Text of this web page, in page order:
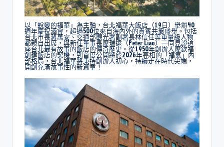
以「蛻變的福華」為主軸，台北福華大飯店（19日）舉辦40
週年慶祝酒會，超過500位來自海內外的貴賓共襄盛舉。包括
台北市長蔣萬安、交通部觀光署副署長林信任等重量級人物
都親自出席，與新任董事長廖瑞遠（Peter Liao）一同見證這
座台北最有故事的飯店的傳奇歷史。從1950年創辦人廖欽福
創建飯店的契機，到首度公開將於2026年亮相的「福氣」內
部格局，台北福華將秉持創辦人初心，持續走在時代尖端，
開創充滿故事性的新篇章！